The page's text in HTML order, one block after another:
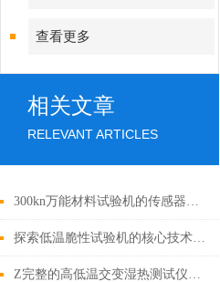
查看更多
相关文章
RELEVANT ARTICLES
300kn万能材料试验机的传感器该如何选购？
探索低温脆性试验机的核心技术与工作原理
Z完整的高低温交变湿热测试仪故障解决方案